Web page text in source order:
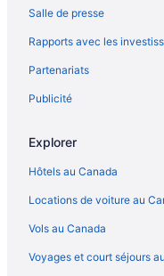
Complexes et hôtels tout
Honolulu – Hôtels
Honolulu – Villas
Ka'a'awa – Hôtels
Kahului – Auberges de
Lahaina – Hôtels CRH -
Destination Hotels –
Diamond Resorts – Lahaina
Princeville – Hôtels
Salle de presse
Rapports avec les
Partenariats
Publicité
Explorer
Hôtels au Canada
Locations de voiture au
Vols au Canada
Voyages et court séjours